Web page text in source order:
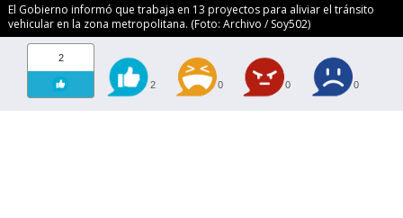
El Gobierno informó que trabaja en 13 proyectos para aliviar el tránsito
vehicular en la zona metropolitana. (Foto: Archivo / Soy502)
2
2 0 0 0